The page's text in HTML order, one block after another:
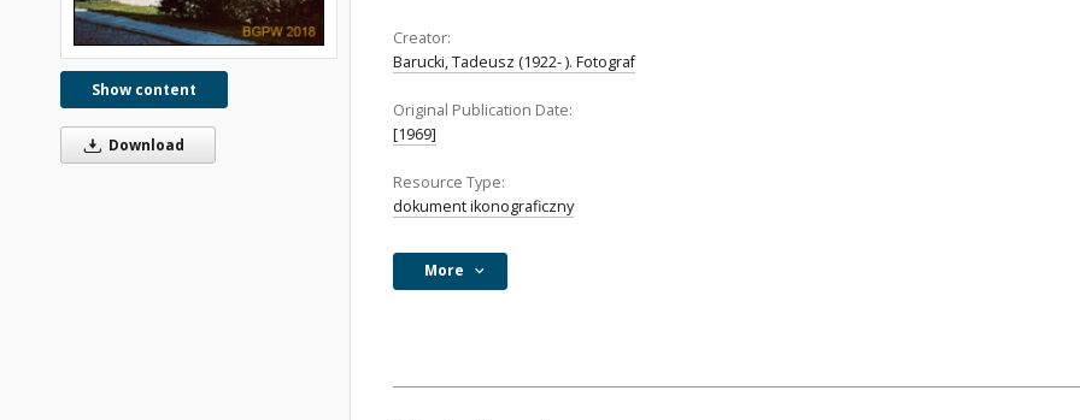
Show content
Download
Creator:
Barucki, Tadeusz (1922- ). Fotograf
Original Publication Date:
[1969]
Resource Type:
dokument ikonograficzny
More